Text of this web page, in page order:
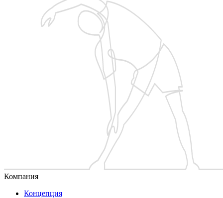
Компания
Концепция